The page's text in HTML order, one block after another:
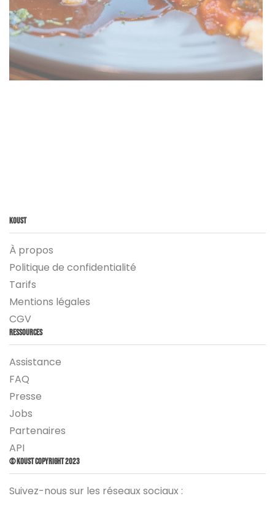
Koust
À propos
Politique de confidentialité
Tarifs
Mentions légales
CGV
Ressources
Assistance
FAQ
Presse
Jobs
Partenaires
API
© Koust Copyright 2023
Suivez-nous sur les réseaux sociaux :